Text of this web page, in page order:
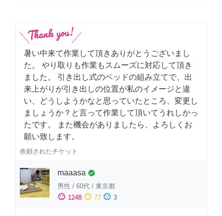
暑い中来て作業して頂きありがとうございまし
た。 やり取りも作業もスムーズに対応して頂き
ました。 引き出し式のベッドの組み立てで、出
来上がりが引き出しの位置が私のイメージと違
い、どうしようかなと思っていたところ、変更し
ましょうか？と言って作業して頂いてうれしかっ
たです。 また機会がありましたら、よろしくお
願い致します。
依頼されたチケット
maaasa check_circle
男性 / 60代 / 東京都
sentiment_satisfied 1248 sentiment_neutral 77 sentiment_dissatisfied 3